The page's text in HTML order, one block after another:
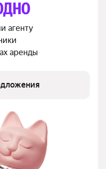
агенту
аренды